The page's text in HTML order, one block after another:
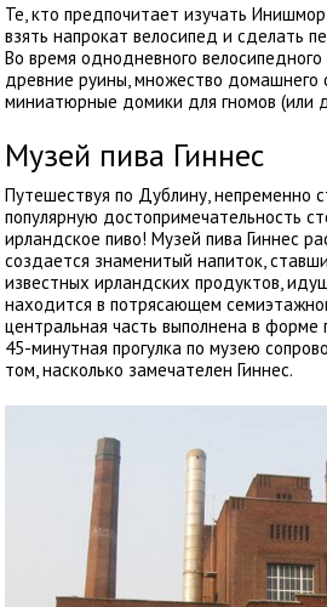
Те, кто предпочитает изучать
взять напрокат велосипед и сделать
Во время однодневного
древние руины, множество домашнего
миниатюрные домики для гномов (или
Музей пива Гиннес
Путешествуя по Дублину, непременно
популярную достопримечательность
ирландское пиво! Музей пива Гиннес
создается знаменитый напиток,
известных ирландских продуктов,
находится в потрясающем
центральная часть выполнена в форме
45-минутная прогулка по музею
том, насколько замечателен Гиннес.